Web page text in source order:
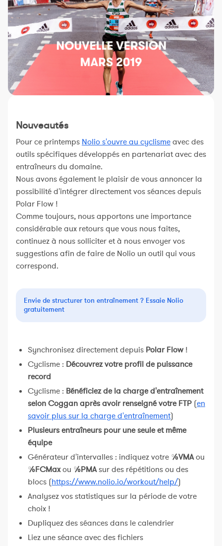
Constructeur de séances
Sportif Premium
L'équipe Nolio
FAQ
Nouveautés
Pour ce printemps Nolio s'ouvre au cyclismeavec des
outils spécifiques développés en partenariat avec des
entraîneurs du domaine.
Nous avons également le plaisir de vous annoncer la
possibilité d'intégrer directement vos séances depuis
Polar Flow !
Comme toujours, nous apportons une importance
considérable aux retours que vous nous faites,
continuez à nous solliciter et à nous envoyer vos
suggestions afin de faire de Nolio un outil qui vous
correspond.
Envie de structurer ton entraînement ? Essaie Nolio
gratuitement
Synchronisez directement depuis Polar Flow!
Cyclisme : Découvrez votre profil de puissance
record
Cyclisme : Bénéficiez de la charge d'entraînement
selon Coggan après avoir renseigné votre FTP (en
savoir plus sur la charge d'entraînement)
Plusieurs entraîneurs pour une seule et même
équipe
Générateur d'intervalles : indiquez votre %VMAou
%FCMaxou %PMAsur des répétitions ou des
blocs (https://www.nolio.io/workout/help/)
Analysez vos statistiques sur la période de votre
choix !
Dupliquez des séances dans le calendrier
Liez une séance avec des fichiers